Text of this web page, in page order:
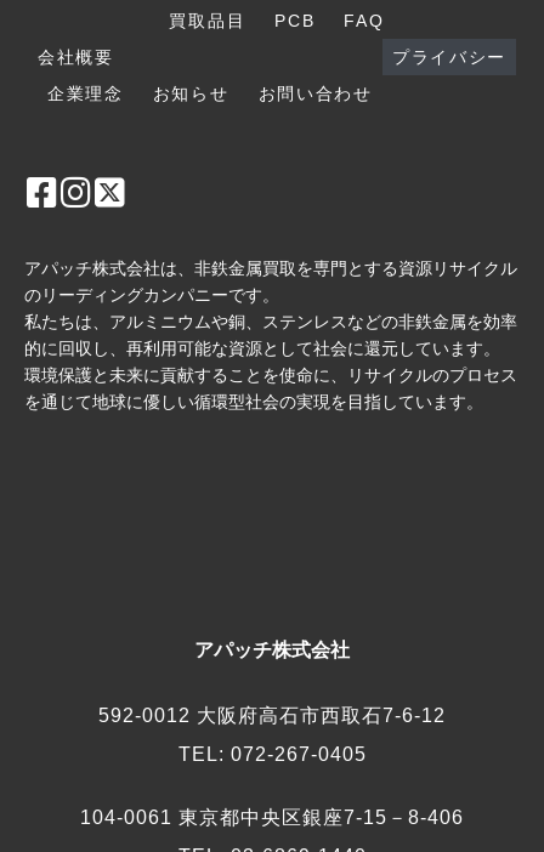
買取品目
PCB
FAQ
会社概要
企業理念
お知らせ お問い合わせ
プライバシー
アパッチ株式会社は、非鉄金属買取を専門とする資源リサイクル
のリーディングカンパニーです。
私たちは、アルミニウムや銅、ステンレスなどの非鉄金属を効率
的に回収し、再利用可能な資源として社会に還元しています。
環境保護と未来に貢献することを使命に、リサイクルのプロセス
を通じて地球に優しい循環型社会の実現を目指しています。
アパッチ株式会社
592-0012 大阪府高石市西取石7-6-12
TEL: 072-267-0405
104-0061 東京都中央区銀座7-15－8-406